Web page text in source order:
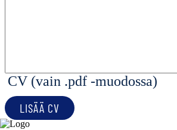
CV (vain .pdf -muodossa)
LISÄÄ CV